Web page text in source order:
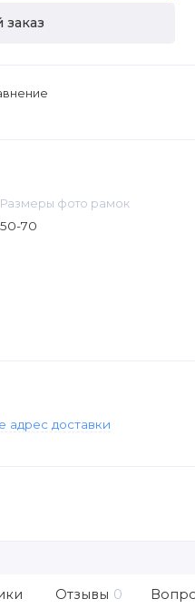
Размеры фото рамок
50-70
адрес доставки
Отзывы 0